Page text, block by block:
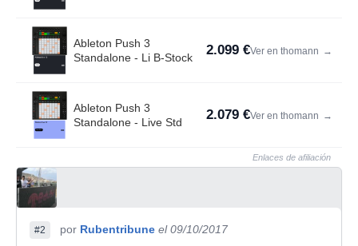
Ableton Push 3
Standalone - Li B-Stock
2.099 €Ver en thomann →
Ableton Push 3
Standalone - Live Std
2.079 €Ver en thomann →
Enlaces de afiliación
#2 por Rubentribune el 09/10/2017